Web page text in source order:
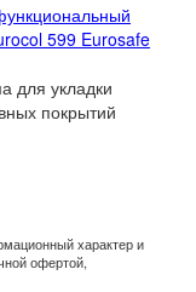
599 Eurosafe
для укладки
покрытий
характер и
офертой,